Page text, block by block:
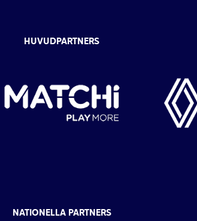
HUVUDPARTNERS
NATIONELLA PARTNERS